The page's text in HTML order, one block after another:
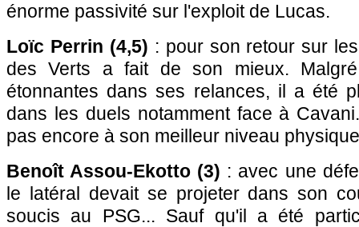
énorme passivité sur l'exploit de Lucas.
Loïc Perrin (4,5) : pour son retour sur
des Verts a fait de son mieux. Malgré
étonnantes dans ses relances, il a été
dans les duels notamment face à
pas encore à son meilleur niveau
Benoît Assou-Ekotto (3) : avec une
le latéral devait se projeter dans son
soucis au PSG... Sauf qu'il a été